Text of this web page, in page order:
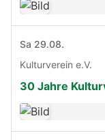
Sa 29.08.
Kulturverein e.V.
30 Jahre